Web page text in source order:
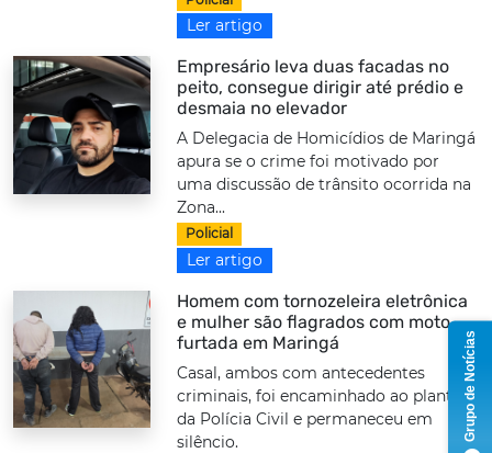
Ler artigo
Empresário leva duas facadas no
peito, consegue dirigir até prédio e
desmaia no elevador
A Delegacia de Homicídios de Maringá
apura se o crime foi motivado por
uma discussão de trânsito ocorrida na
Zona...
Policial
Ler artigo
Homem com tornozeleira eletrônica
e mulher são flagrados com moto
furtada em Maringá
Casal, ambos com antecedentes
criminais, foi encaminhado ao plantão
da Polícia Civil e permaneceu em
silêncio.
Grupo de Notícias